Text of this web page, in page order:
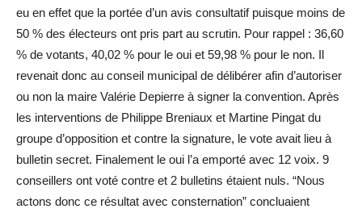
eu en effet que la portée d’un avis consultatif puisque moins de
50 % des électeurs ont pris part au scrutin. Pour rappel : 36,60
% de votants, 40,02 % pour le oui et 59,98 % pour le non. Il
revenait donc au conseil municipal de délibérer afin d’autoriser
ou non la maire Valérie Depierre à signer la convention. Après
les interventions de Philippe Breniaux et Martine Pingat du
groupe d’opposition et contre la signature, le vote avait lieu à
bulletin secret. Finalement le oui l’a emporté avec 12 voix. 9
conseillers ont voté contre et 2 bulletins étaient nuls. “Nous
actons donc ce résultat avec consternation” concluaient